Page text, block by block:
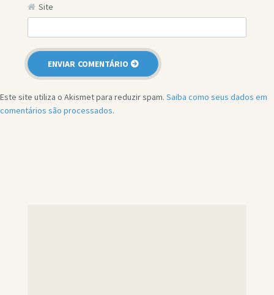
Site
Este site utiliza o Akismet para reduzir spam. Saiba como seus dados em
comentários são processados.